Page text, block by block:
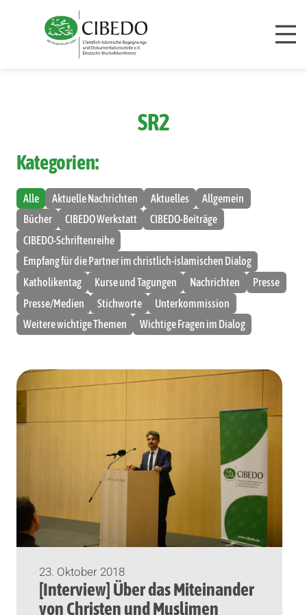
SR2
Kategorien:
Alle Aktuelle Nachrichten Aktuelles
Allgemein
Bücher
CIBEDO Werkstatt
CIBEDO-Beiträge
CIBEDO-Schriftenreihe
Empfang für die Partner im christlich-islamischen Dialog
Katholikentag
Kurse und Tagungen Nachrichten
Presse
Presse/Medien
Stichworte
Unterkommission
Weitere wichtige Themen
Wichtige Fragen im Dialog
23. Oktober 2018
[Interview] Über das Miteinander
von Christen und Muslimen